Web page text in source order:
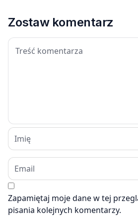
Zostaw komentarz
Zapamiętaj moje dane w tej
pisania kolejnych komentarzy.